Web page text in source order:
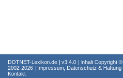
DOTNET-Lexikon.de | v3.4.0 | Inhalt Copyright ©
2002-2026 | Impressum, Datenschutz & Haftung
Kontakt